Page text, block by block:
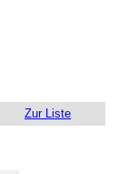
Zur Liste